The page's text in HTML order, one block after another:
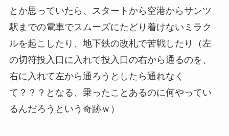
とか思っていたら、スタートから空港からサンツ
駅までの電車でスムーズにたどり着けないミラク
ルを起こしたり、地下鉄の改札で苦戦したり（左
の切符投入口に入れて投入口の右から通るのを、
右に入れて左から通ろうとしたら通れなく
て？？？となる、乗ったことあるのに何やってい
るんだろうという奇跡ｗ）